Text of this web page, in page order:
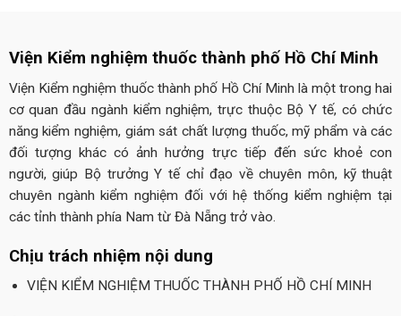
Viện Kiểm nghiệm thuốc thành phố Hồ Chí Minh
Viện Kiểm nghiệm thuốc thành phố Hồ Chí Minh là một trong hai
cơ quan đầu ngành kiểm nghiệm, trực thuộc Bộ Y tế, có chức
năng kiểm nghiệm, giám sát chất lượng thuốc, mỹ phẩm và các
đối tượng khác có ảnh hưởng trực tiếp đến sức khoẻ con
người, giúp Bộ trưởng Y tế chỉ đạo về chuyên môn, kỹ thuật
chuyên ngành kiểm nghiệm đối với hệ thống kiểm nghiệm tại
các tỉnh thành phía Nam từ Đà Nẵng trở vào.
Chịu trách nhiệm nội dung
VIỆN KIỂM NGHIỆM THUỐC THÀNH PHỐ HỒ CHÍ MINH